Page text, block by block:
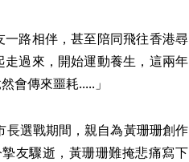
路相伴，甚至陪同飛往香港尋
過來，開始運動養生，這兩年
會傳來噩耗.....」
選戰期間，親自為黃珊珊創作
友驟逝，黃珊珊難掩悲痛寫下